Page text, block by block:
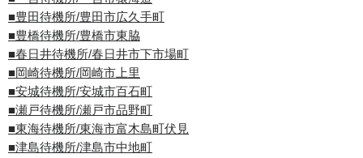
■豊田待機所/豊田市広久手町
■豊橋待機所/豊橋市東脇
■春日井待機所/春日井市下市場町
■岡崎待機所/岡崎市上里
■安城待機所/安城市百石町
■瀬戸待機所/瀬戸市品野町
■東海待機所/東海市富木島町伏見
■津島待機所/津島市中地町